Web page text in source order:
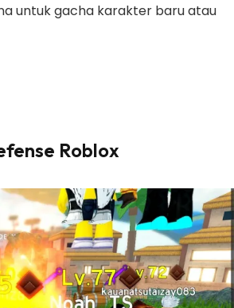
untuk gacha karakter baru atau
Roblox